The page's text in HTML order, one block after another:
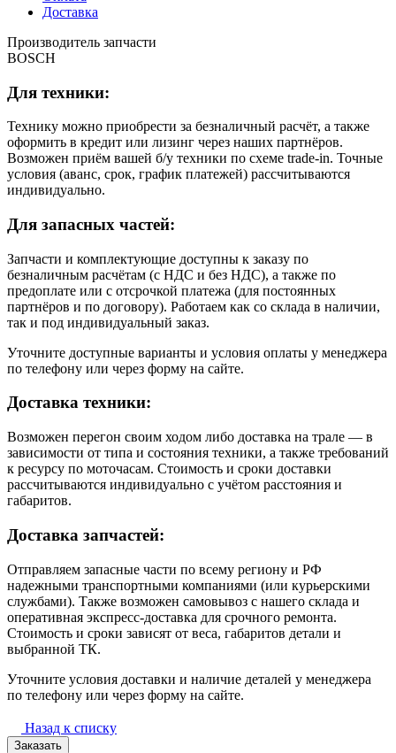
Доставка
Производитель запчасти
BOSCH
Для техники:
Технику можно приобрести за безналичный расчёт, а также
оформить в кредит или лизинг через наших партнёров.
Возможен приём вашей б/у техники по схеме trade-in. Точные
условия (аванс, срок, график платежей) рассчитываются
индивидуально.
Для запасных частей:
Запчасти и комплектующие доступны к заказу по
безналичным расчётам (с НДС и без НДС), а также по
предоплате или с отсрочкой платежа (для постоянных
партнёров и по договору). Работаем как со склада в наличии,
так и под индивидуальный заказ.
Уточните доступные варианты и условия оплаты у менеджера
по телефону или через форму на сайте.
Доставка техники:
Возможен перегон своим ходом либо доставка на трале — в
зависимости от типа и состояния техники, а также требований
к ресурсу по моточасам. Стоимость и сроки доставки
рассчитываются индивидуально с учётом расстояния и
габаритов.
Доставка запчастей:
Отправляем запасные части по всему региону и РФ
надежными транспортными компаниями (или курьерскими
службами). Также возможен самовывоз с нашего склада и
оперативная экспресс-доставка для срочного ремонта.
Стоимость и сроки зависят от веса, габаритов детали и
выбранной ТК.
Уточните условия доставки и наличие деталей у менеджера
по телефону или через форму на сайте.
Назад к списку
Заказать